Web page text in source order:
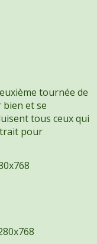
tournée de
bien et se
tous ceux qui
pour